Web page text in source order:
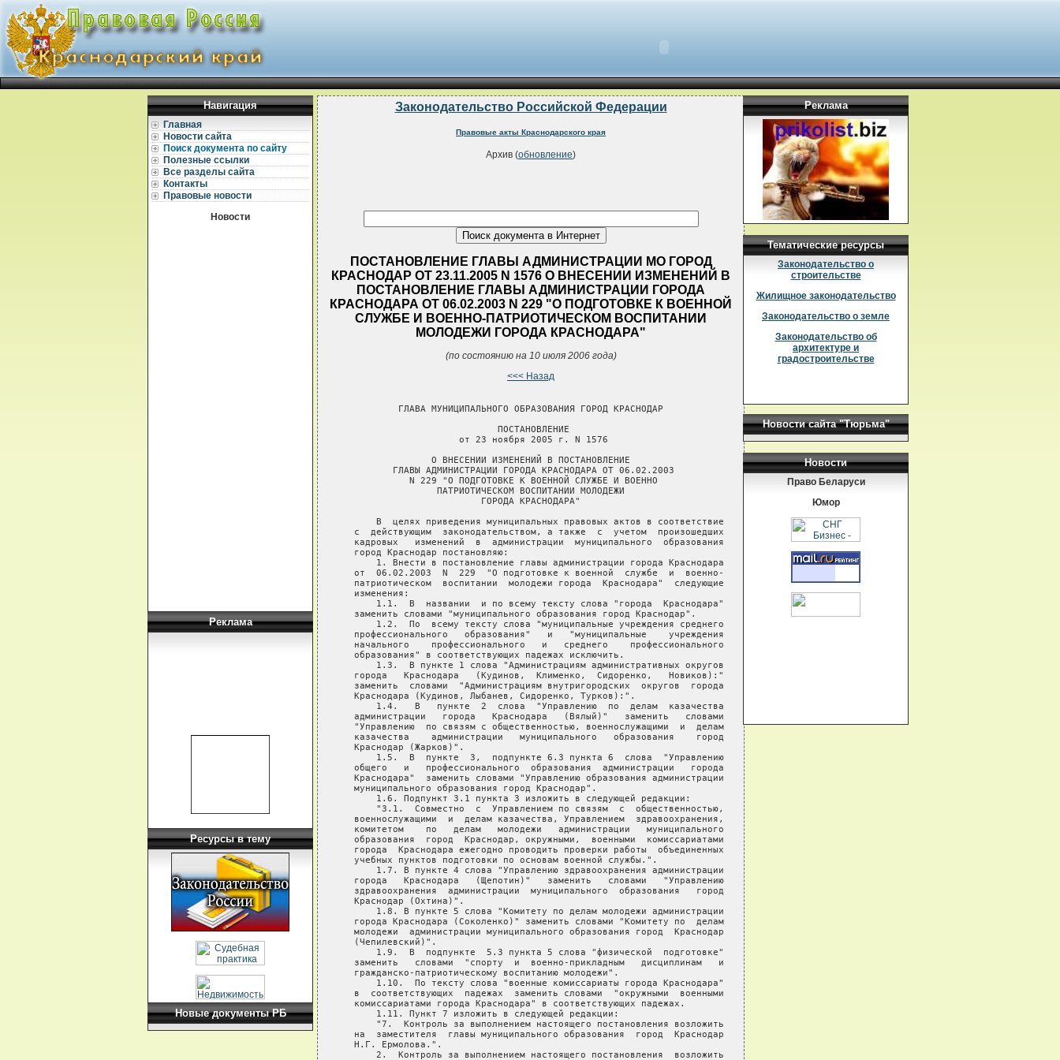
Навигация
Главная
Новости сайта
Поиск документа по сайту
Полезные ссылки
Все разделы сайта
Контакты
Правовые новости
Новости
Реклама
Ресурсы в тему
Новые документы РБ
Законодательство Российской Федерации
Правовые акты Краснодарского края
Архив (обновление)
ПОСТАНОВЛЕНИЕ ГЛАВЫ АДМИНИСТРАЦИИ МО ГОРОД
КРАСНОДАР ОТ 23.11.2005 N 1576 О ВНЕСЕНИИ ИЗМЕНЕНИЙ В
ПОСТАНОВЛЕНИЕ ГЛАВЫ АДМИНИСТРАЦИИ ГОРОДА
КРАСНОДАРА ОТ 06.02.2003 N 229 "О ПОДГОТОВКЕ К ВОЕННОЙ
СЛУЖБЕ И ВОЕННО-ПАТРИОТИЧЕСКОМ ВОСПИТАНИИ
МОЛОДЕЖИ ГОРОДА КРАСНОДАРА"
(по состоянию на 10 июля 2006 года)
<<< Назад
           ГЛАВА МУНИЦИПАЛЬНОГО ОБРАЗОВАНИЯ ГОРОД КРАСНОДАР
                             ПОСТАНОВЛЕНИЕ
                      от 23 ноября 2005 г. N 1576
                 О ВНЕСЕНИИ ИЗМЕНЕНИЙ В ПОСТАНОВЛЕНИЕ
          ГЛАВЫ АДМИНИСТРАЦИИ ГОРОДА КРАСНОДАРА ОТ 06.02.2003
             N 229 "О ПОДГОТОВКЕ К ВОЕННОЙ СЛУЖБЕ И ВОЕННО
                  ПАТРИОТИЧЕСКОМ ВОСПИТАНИИ МОЛОДЕЖИ
                          ГОРОДА КРАСНОДАРА"
       В  целях приведения муниципальных правовых актов в соответствие
   с  действующим  законодательством, а также  с  учетом  произошедших
   кадровых   изменений  в  администрации  муниципального  образования
   город Краснодар постановляю:
       1. Внести в постановление главы администрации города Краснодара
   от  06.02.2003  N  229  "О подготовке к военной  службе  и  военно-
   патриотическом  воспитании  молодежи города  Краснодара"  следующие
   изменения:
       1.1.  В  названии  и по всему тексту слова "города  Краснодара"
   заменить словами "муниципального образования город Краснодар".
       1.2.  По  всему тексту слова "муниципальные учреждения среднего
   профессионального   образования"   и   "муниципальные    учреждения
   начального    профессионального   и   среднего    профессионального
   образования" в соответствующих падежах исключить.
       1.3.  В пункте 1 слова "Администрациям административных округов
   города   Краснодара   (Кудинов,  Клименко,  Сидоренко,   Новиков):"
   заменить  словами  "Администрациям внутригородских  округов  города
   Краснодара (Кудинов, Лыбанев, Сидоренко, Турков):".
       1.4.   В   пункте  2  слова  "Управлению  по  делам  казачества
   администрации   города   Краснодара   (Вялый)"   заменить   словами
   "Управлению  по связям с общественностью, военнослужащими  и  делам
   казачества    администрации   муниципального   образования    город
   Краснодар (Жарков)".
       1.5.  В  пункте  3,  подпункте 6.3 пункта 6  слова  "Управлению
   общего   и   профессионального  образования  администрации   города
   Краснодара"  заменить словами "Управлению образования администрации
   муниципального образования город Краснодар".
       1.6. Подпункт 3.1 пункта 3 изложить в следующей редакции:
       "3.1.  Совместно  с  Управлением по связям  с  общественностью,
   военнослужащими  и  делам казачества, Управлением  здравоохранения,
   комитетом    по   делам   молодежи   администрации   муниципального
   образования  город  Краснодар, окружными,  военными  комиссариатами
   города  Краснодара ежегодно проводить проверки работы  объединенных
   учебных пунктов подготовки по основам военной службы.".
       1.7. В пункте 4 слова "Управлению здравоохранения администрации
   города   Краснодара   (Щепотин)"   заменить   словами   "Управлению
   здравоохранения  администрации  муниципального  образования   город
   Краснодар (Охтина)".
       1.8. В пункте 5 слова "Комитету по делам молодежи администрации
   города Краснодара (Соколенко)" заменить словами "Комитету по  делам
   молодежи  администрации муниципального образования город  Краснодар
   (Чепилевский)".
       1.9.  В  подпункте  5.3 пункта 5 слова "физической  подготовке"
   заменить   словами  "спорту  и  военно-прикладным   дисциплинам   и
   гражданско-патриотическому воспитанию молодежи".
       1.10.  По тексту слова "военные комиссариаты города Краснодара"
   в  соответствующих  падежах  заменить словами  "окружными  военными
   комиссариатами города Краснодара" в соответствующих падежах.
       1.11. Пункт 7 изложить в следующей редакции:
       "7.  Контроль за выполнением настоящего постановления возложить
   на  заместителя  главы муниципального образования  город  Краснодар
   Н.Г. Ермолова.".
       2.  Контроль за выполнением настоящего постановления  возложить
Реклама
Тематические ресурсы
Законодательство о
строительстве
Жилищное законодательство
Законодательство о земле
Законодательство об
архитектуре и
градостроительстве
Новости сайта "Тюрьма"
Новости
Право Беларуси
Юмор